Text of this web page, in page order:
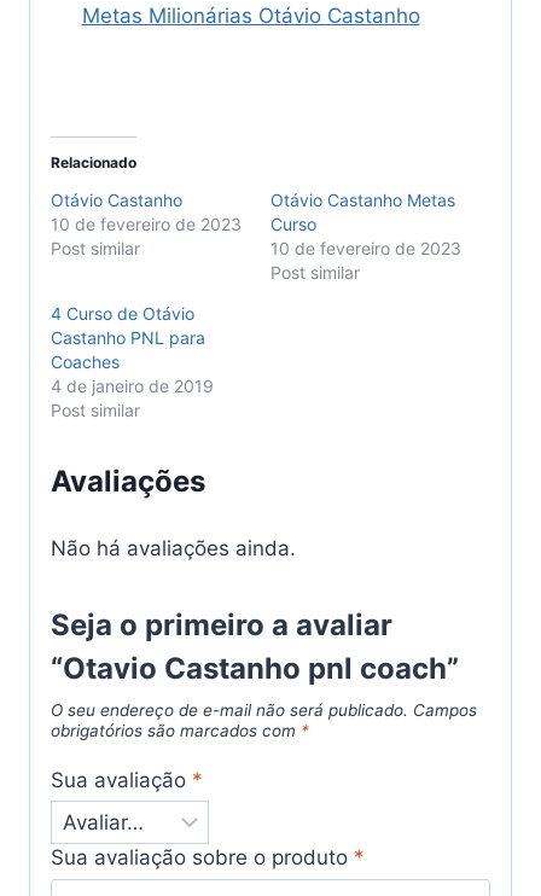
Metas Milionárias Otávio Castanho
Relacionado
Otávio Castanho
10 de fevereiro de 2023
Post similar
Otávio Castanho Metas
Curso
10 de fevereiro de 2023
Post similar
4 Curso de Otávio
Castanho PNL para
Coaches
4 de janeiro de 2019
Post similar
Avaliações
Não há avaliações ainda.
Seja o primeiro a avaliar
“Otavio Castanho pnl coach”
O seu endereço de e-mail não será publicado. Campos
obrigatórios são marcados com *
Sua avaliação *
Sua avaliação sobre o produto *